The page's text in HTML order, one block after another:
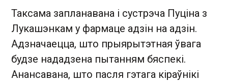
Таксама запланавана і сустрэча Пуціна з
Лукашэнкам у фармаце адзін на адзін.
Адзначаецца, што прыярытэтная ўвага
будзе нададзена пытанням бяспекі.
Анансавана, што пасля гэтага кіраўнікі